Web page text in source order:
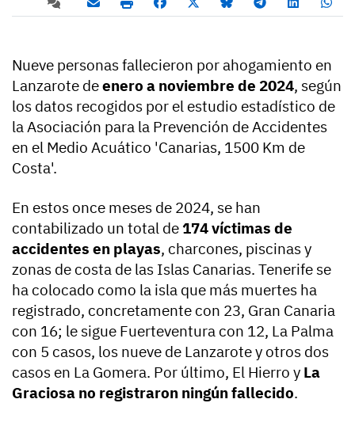
Nueve personas fallecieron por ahogamiento en
Lanzarote deenero a noviembre de 2024, según
los datos recogidos por el estudio estadístico de
la Asociación para la Prevención de Accidentes
en el Medio Acuático 'Canarias, 1500 Km de
Costa'.
En estos once meses de 2024, se han
contabilizado un total de 174 víctimas de
accidentes en playas, charcones, piscinas y
zonas de costa de las Islas Canarias. Tenerife se
ha colocado como la isla que más muertes ha
registrado, concretamente con 23, Gran Canaria
con 16; le sigue Fuerteventura con 12, La Palma
con 5 casos, los nueve de Lanzarote y otros dos
casos en La Gomera. Por último, El Hierro y La
Graciosa no registraron ningún fallecido.